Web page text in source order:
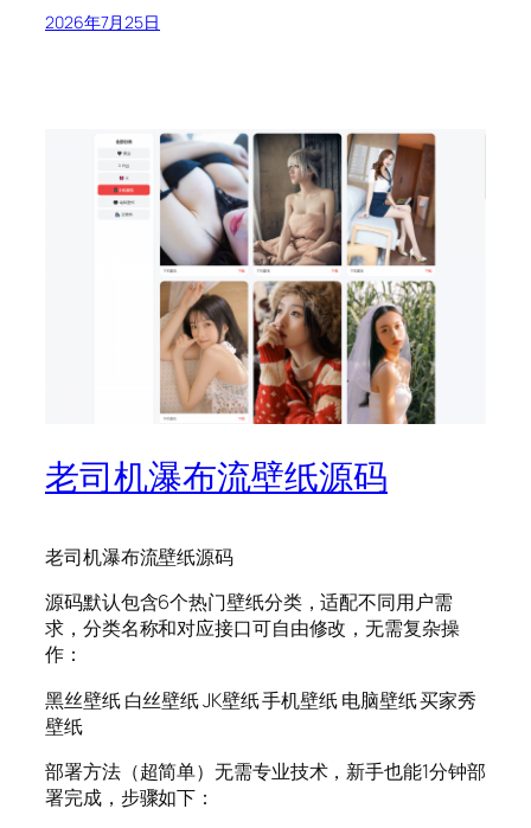
2026年7月25日
老司机瀑布流壁纸源码
老司机瀑布流壁纸源码
源码默认包含6个热门壁纸分类，适配不同用户需
求，分类名称和对应接口可自由修改，无需复杂操
作：
黑丝壁纸 白丝壁纸 JK壁纸 手机壁纸 电脑壁纸 买家秀
壁纸
部署方法（超简单）无需专业技术，新手也能1分钟部
署完成，步骤如下：